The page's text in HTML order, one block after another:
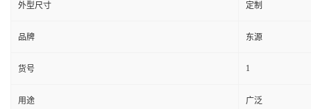
外型尺寸 定制
品牌 东源
货号 1
用途 广泛